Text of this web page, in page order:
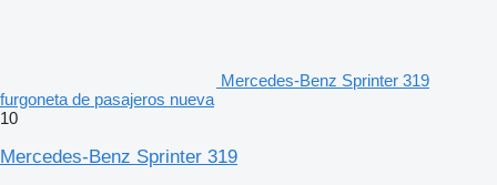
Mercedes-Benz Sprinter 319
furgoneta de pasajeros nueva
10
Mercedes-Benz Sprinter 319